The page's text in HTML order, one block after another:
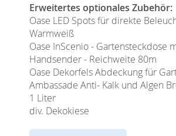
Erweitertes optionales Zubehör:
Oase LED Spots für direkte
Warmweiß
Oase InScenio - Gartensteckdose
Handsender - Reichweite 80m
Oase Dekorfels Abdeckung für
Ambassade Anti- Kalk und Algen
1 Liter
div. Dekokiese